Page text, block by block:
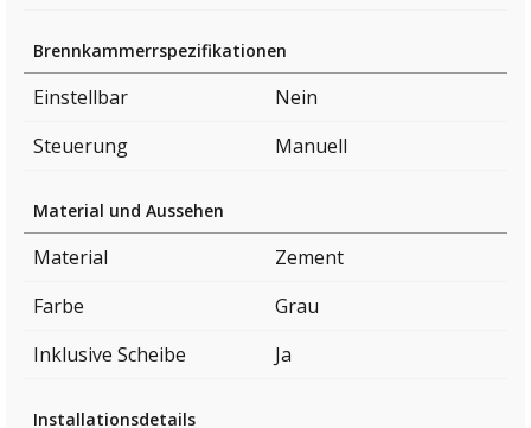
Brennkammerrspezifikationen
Einstellbar
Nein
Steuerung
Manuell
Material und Aussehen
Material
Zement
Farbe
Grau
Inklusive Scheibe
Ja
Installationsdetails